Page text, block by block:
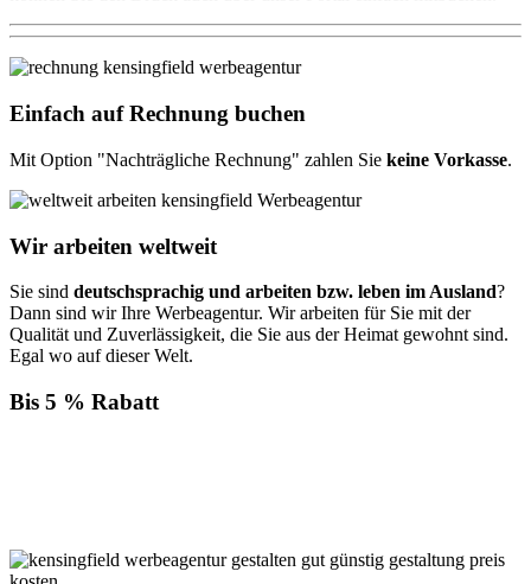
Einfach auf Rechnung buchen
Mit Option "Nachträgliche Rechnung" zahlen Sie keine Vorkasse.
Wir arbeiten weltweit
Sie sind deutschsprachig und arbeiten bzw. leben im Ausland?
Dann sind wir Ihre Werbeagentur. Wir arbeiten für Sie mit der
Qualität und Zuverlässigkeit, die Sie aus der Heimat gewohnt sind.
Egal wo auf dieser Welt.
Bis 5 % Rabatt